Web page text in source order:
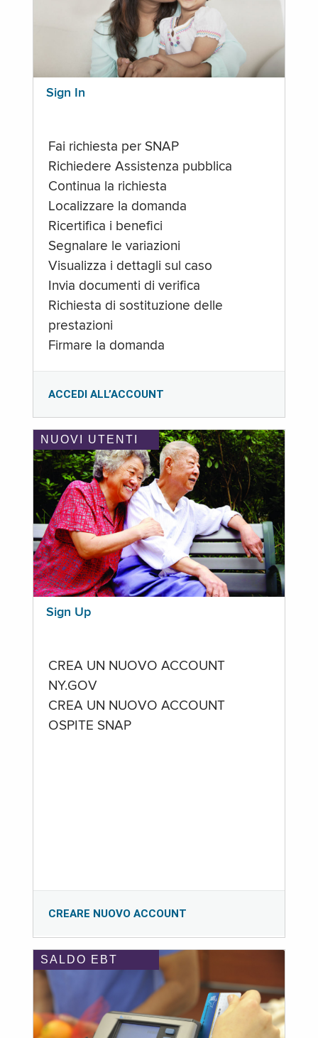
Sign In
Fai richiesta per SNAP
Richiedere Assistenza pubblica
Continua la richiesta
Localizzare la domanda
Ricertifica i benefici
Segnalare le variazioni
Visualizza i dettagli sul caso
Invia documenti di verifica
Richiesta di sostituzione delle
prestazioni
Firmare la domanda
ACCEDI ALL’ACCOUNT
NUOVI UTENTI
Sign Up
CREA UN NUOVO ACCOUNT
NY.GOV
CREA UN NUOVO ACCOUNT
OSPITE SNAP
CREARE NUOVO ACCOUNT
SALDO EBT